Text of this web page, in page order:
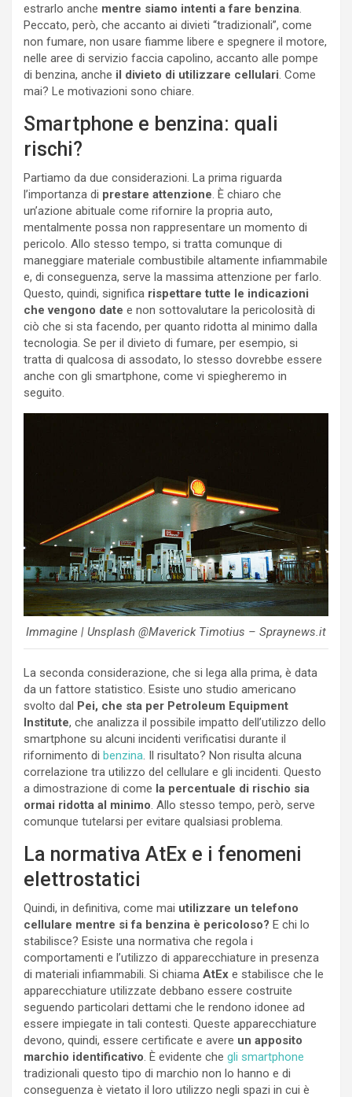
estrarlo anche mentre siamo intenti a fare benzina
Peccato, però, che accanto ai divieti “tradizionali”, come
non fumare, non usare fiamme libere e spegnere il motore,
nelle aree di servizio faccia capolino, accanto alle pompe
di benzina, anche il divieto di utilizzare cellulari . Come
mai? Le motivazioni sono chiare.
Smartphone e benzina: quali
rischi?
Partiamo da due considerazioni. La prima riguarda
l’importanza di prestare attenzione . È chiaro che
un’azione abituale come rifornire la propria auto,
mentalmente possa non rappresentare un momento di
pericolo. Allo stesso tempo, si tratta comunque di
maneggiare materiale combustibile altamente infiammabile
e, di conseguenza, serve la massima attenzione per farlo.
Questo, quindi, significa rispettare tutte le indicazioni
che vengono date e non sottovalutare la pericolosità di
ciò che si sta facendo, per quanto ridotta al minimo dalla
tecnologia. Se per il divieto di fumare, per esempio, si
tratta di qualcosa di assodato, lo stesso dovrebbe essere
anche con gli smartphone, come vi spiegheremo in
seguito.
Immagine | Unsplash @Maverick Timotius – Spraynews.it
La seconda considerazione, che si lega alla prima, è data
da un fattore statistico. Esiste uno studio americano
svolto dal Pei, che sta per Petroleum Equipment
Institute, che analizza il possibile impatto dell’utilizzo dello
smartphone su alcuni incidenti verificatisi durante il
rifornimento di benzina. Il risultato? Non risulta alcuna
correlazione tra utilizzo del cellulare e gli incidenti. Questo
a dimostrazione di come la percentuale di rischio sia
ormai ridotta al minimo. Allo stesso tempo, però, serve
comunque tutelarsi per evitare qualsiasi problema.
La normativa AtEx e i fenomeni
elettrostatici
Quindi, in definitiva, come mai utilizzare un telefono
cellulare mentre si fa benzina è pericoloso? E chi lo
stabilisce? Esiste una normativa che regola i
comportamenti e l’utilizzo di apparecchiature in presenza
di materiali infiammabili. Si chiama AtEx e stabilisce che le
apparecchiature utilizzate debbano essere costruite
seguendo particolari dettami che le rendono idonee ad
essere impiegate in tali contesti. Queste apparecchiature
devono, quindi, essere certificate e avere un apposito
marchio identificativo. È evidente che gli smartphone
tradizionali questo tipo di marchio non lo hanno e di
conseguenza è vietato il loro utilizzo negli spazi in cui è